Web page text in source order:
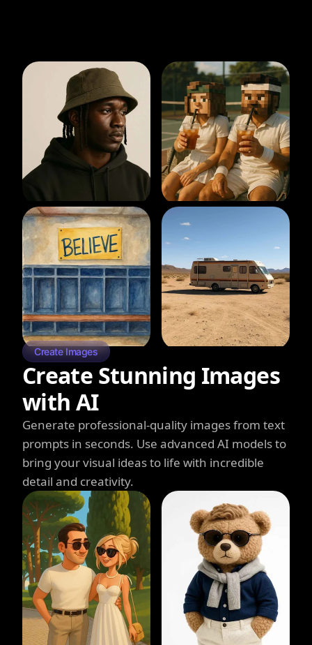
Create Images
Create Stunning Images
with AI
Generate professional-quality images from text
prompts in seconds. Use advanced AI models to
bring your visual ideas to life with incredible
detail and creativity.